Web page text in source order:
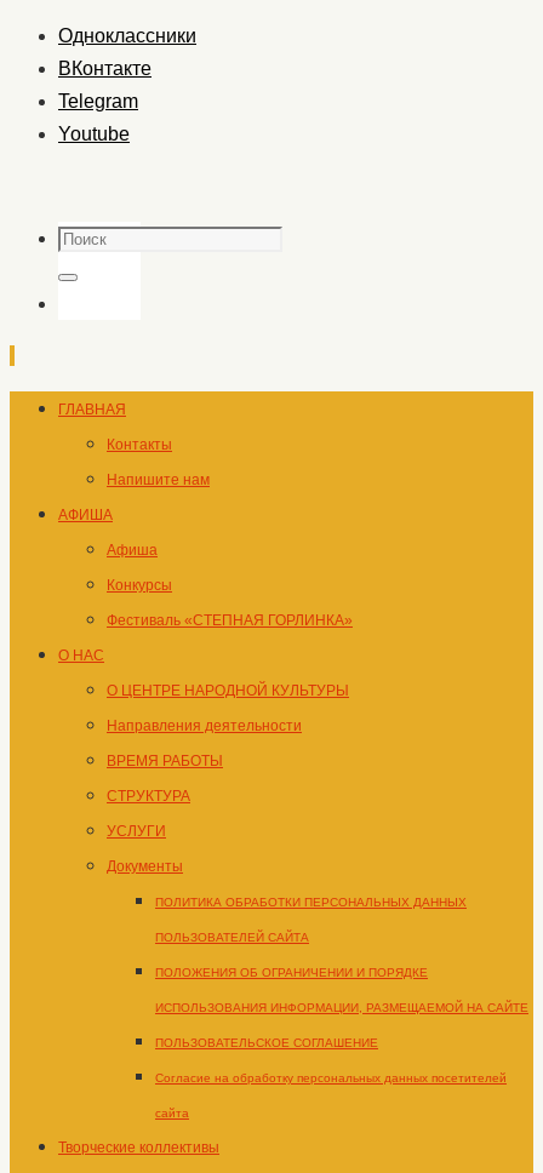
Одноклассники
ВКонтакте
Telegram
Youtube
Поиск
Поиск
Перейти
содержимому
ГЛАВНАЯ
Контакты
Напишите нам
АФИША
Афиша
Конкурсы
Фестиваль «СТЕПНАЯ ГОРЛИНКА»
О НАС
О ЦЕНТРЕ НАРОДНОЙ КУЛЬТУРЫ
Направления деятельности
ВРЕМЯ РАБОТЫ
СТРУКТУРА
УСЛУГИ
Документы
ПОЛИТИКА ОБРАБОТКИ ПЕРСОНАЛЬНЫХ ДАННЫХ
ПОЛЬЗОВАТЕЛЕЙ САЙТА
ПОЛОЖЕНИЯ ОБ ОГРАНИЧЕНИИ И ПОРЯДКЕ
ИСПОЛЬЗОВАНИЯ ИНФОРМАЦИИ, РАЗМЕЩАЕМОЙ НА САЙТЕ
ПОЛЬЗОВАТЕЛЬСКОЕ СОГЛАШЕНИЕ
Согласие на обработку персональных данных посетителей
сайта
Творческие коллективы